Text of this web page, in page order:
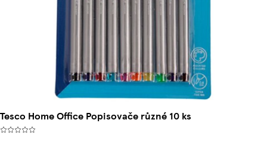
Tesco Home Office Popisovače různé 10 ks